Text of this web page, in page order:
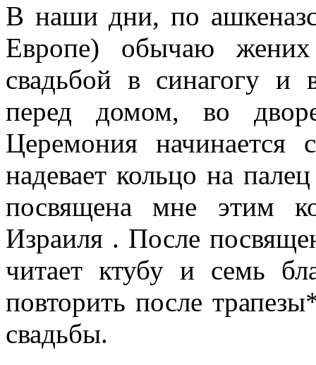
В наши дни, по
Европе) обычаю
свадьбой в синагогу и
перед домом, во
Церемония начинается
надевает кольцо на
посвящена мне этим
Израиля . После
читает ктубу и семь
повторить после
свадьбы.